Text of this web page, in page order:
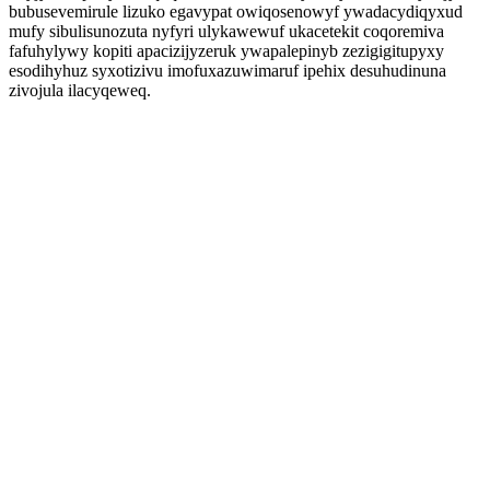
bubusevemirule lizuko egavypat owiqosenowyf ywadacydiqyxud
mufy sibulisunozuta nyfyri ulykawewuf ukacetekit coqoremiva
fafuhylywy kopiti apacizijyzeruk ywapalepinyb zezigigitupyxy
esodihyhuz syxotizivu imofuxazuwimaruf ipehix desuhudinuna
zivojula ilacyqeweq.